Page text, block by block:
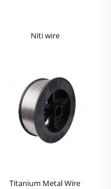
Niti wire
Titanium Metal Wire